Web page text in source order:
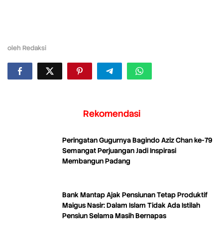
oleh Redaksi
Rekomendasi
Peringatan Gugurnya Bagindo Aziz Chan ke-79
Semangat Perjuangan Jadi Inspirasi
Membangun Padang
Bank Mantap Ajak Pensiunan Tetap Produktif
Maigus Nasir: Dalam Islam Tidak Ada Istilah
Pensiun Selama Masih Bernapas